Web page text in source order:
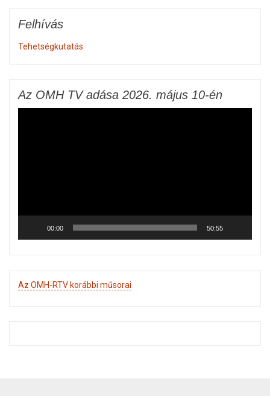
Felhívás
Tehetségkutatás
Az OMH TV adása 2026. május 10-én
00:00 50:55
Az OMH-RTV korábbi műsorai